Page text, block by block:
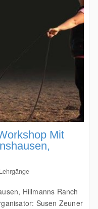
Mit
Hillmanns Ranch
Susen Zeuner